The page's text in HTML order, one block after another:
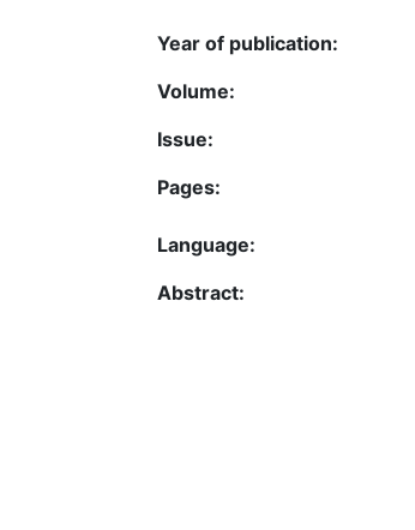
Year of publication:
Volume:
Issue:
Pages:
Language:
Abstract: